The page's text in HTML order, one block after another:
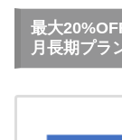
最大
月長期プラ